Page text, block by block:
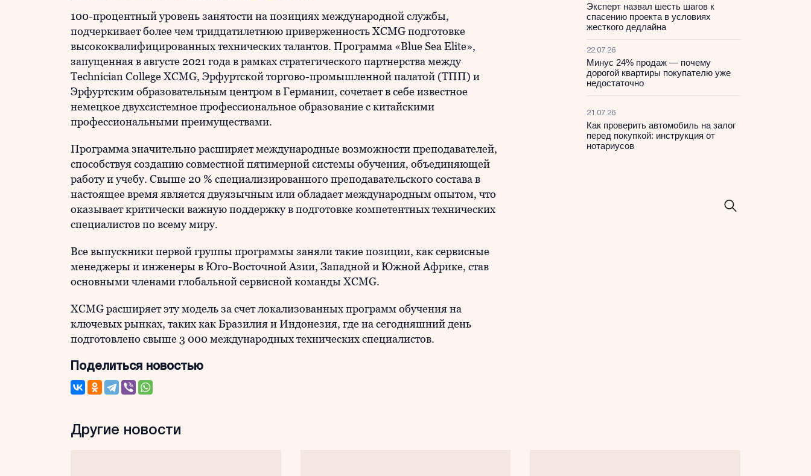
100-процентный уровень занятости на позициях международной службы,
подчеркивает более чем тридцатилетнюю приверженность XCMG подготовке
высококвалифицированных технических талантов. Программа «Blue Sea Elite»,
запущенная в августе 2021 года в рамках стратегического партнерства между
Technician College XCMG, Эрфуртской торгово-промышленной палатой (ТПП) и
Эрфуртским образовательным центром в Германии, сочетает в себе известное
немецкое двухсистемное профессиональное образование с китайскими
профессиональными преимуществами.
Программа значительно расширяет международные возможности преподавателей,
способствуя созданию совместной пятимерной системы обучения, объединяющей
работу и учебу. Свыше 20 % специализированного преподавательского состава в
настоящее время является двуязычным или обладает международным опытом, что
оказывает критически важную поддержку в подготовке компетентных технических
специалистов по всему миру.
Все выпускники первой группы программы заняли такие позиции, как сервисные
менеджеры и инженеры в Юго-Восточной Азии, Западной и Южной Африке, став
основными членами глобальной сервисной команды XCMG.
XCMG расширяет эту модель за счет локализованных программ обучения на
ключевых рынках, таких как Бразилия и Индонезия, где на сегодняшний день
подготовлено свыше 3 000 международных технических специалистов.
Поделиться новостью
Эксперт назвал шесть шагов к
спасению проекта в условиях
жесткого дедлайна
22.07.26
Минус 24% продаж — почему
дорогой квартиры покупателю уже
недостаточно
21.07.26
Как проверить автомобиль на залог
перед покупкой: инструкция от
нотариусов
Другие новости